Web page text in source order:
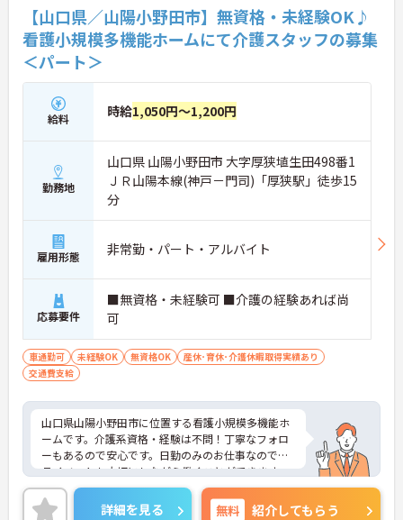
【山口県／山陽小野田市】無資格・未経験OK♪
看護小規模多機能ホームにて介護スタッフの募集
＜パート＞
給料 時給1,050円～1,200円
勤務地
山口県 山陽小野田市 大字厚狭埴生田498番1
ＪＲ山陽本線(神戸－門司)「厚狭駅」徒歩15
分
雇用形態 非常勤・パート・アルバイト
応募要件
■無資格・未経験可 ■介護の経験あれば尚
可
車通勤可 未経験OK 無資格OK
産休･育休･介護休暇取得実績あり
交通費支給
山口県山陽小野田市に位置する看護小規模多機能ホ
ームです。介護系資格・経験は不問！丁寧なフォロ
ーもあるので安心です。日勤のみのお仕事なのでプ
ライベートも大切にしながら働くことができます。
ご興味をお持ちの方はお気軽にお問い合わせくださ
い。
詳細を見る 無料 紹介してもらう